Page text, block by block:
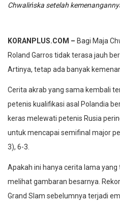
Chwalińska setelah
KORANPLUS.COM – Bagi Maja
Roland Garros tidak terasa jauh
Artinya, tetap ada banyak
Cerita akrab yang sama kembali
petenis kualifikasi asal Polandia
keras melewati petenis Rusia
untuk mencapai semifinal major
3), 6-3.
Apakah ini hanya cerita lama
melihat gambaran besarnya.
Grand Slam sebelumnya terjadi